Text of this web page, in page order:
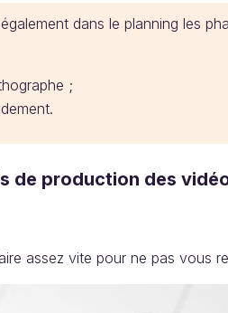
dans le planning les
;
de production des
assez vite pour ne pas vous